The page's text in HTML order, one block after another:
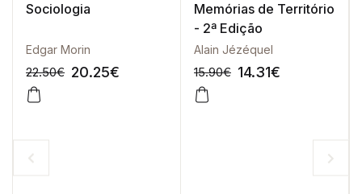
Sociologia
Edgar Morin
22.50€ 20.25€
-10%
Memórias de Território
- 2ª Edição
Alain Jézéquel
15.90€ 14.31€